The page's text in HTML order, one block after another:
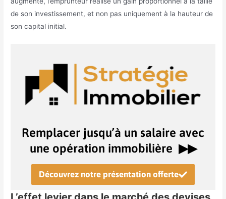
de son investissement, et non pas uniquement à la hauteur de
son capital initial.
Remplacer jusqu’à un salaire avec
une opération immobilière ▶︎▶︎
Découvrez notre présentation offerte